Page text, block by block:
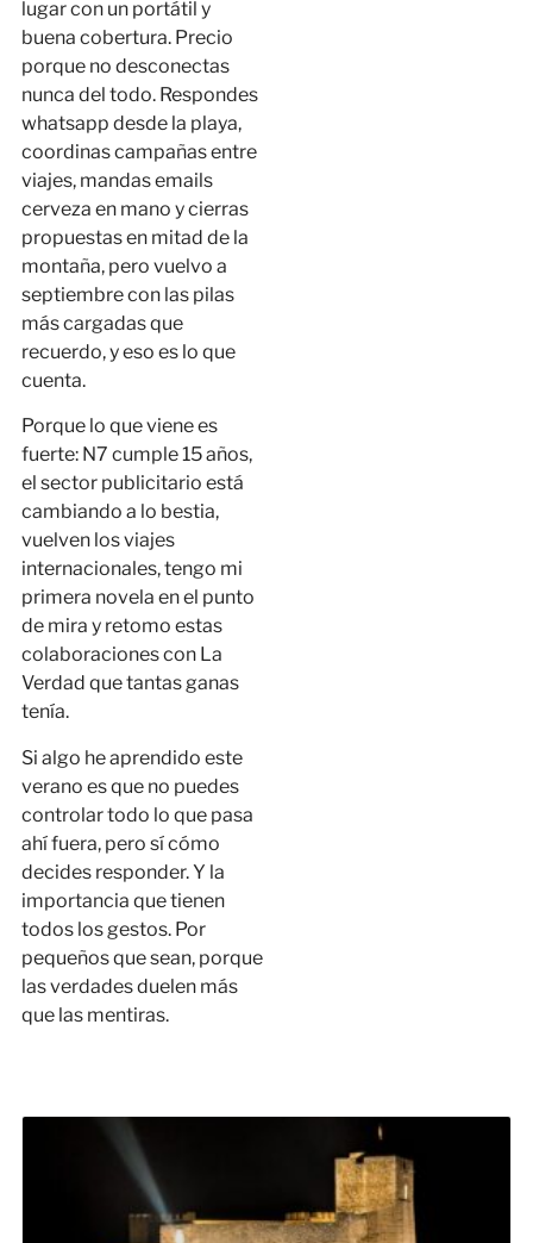
lugar con un portátil y
buena cobertura. Precio
porque no desconectas
nunca del todo. Respondes
whatsapp desde la playa,
coordinas campañas entre
viajes, mandas emails
cerveza en mano y cierras
propuestas en mitad de la
montaña, pero vuelvo a
septiembre con las pilas
más cargadas que
recuerdo, y eso es lo que
cuenta.
Porque lo que viene es
fuerte: N7 cumple 15 años,
el sector publicitario está
cambiando a lo bestia,
vuelven los viajes
internacionales, tengo mi
primera novela en el punto
de mira y retomo estas
colaboraciones con La
Verdad que tantas ganas
tenía.
Si algo he aprendido este
verano es que no puedes
controlar todo lo que pasa
ahí fuera, pero sí cómo
decides responder. Y la
importancia que tienen
todos los gestos. Por
pequeños que sean, porque
las verdades duelen más
que las mentiras.